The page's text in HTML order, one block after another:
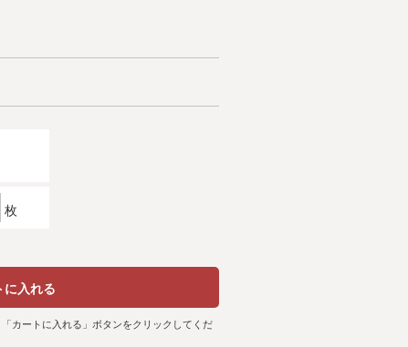
枚
に入れる
カートに入れる」ボタンをクリックしてくだ